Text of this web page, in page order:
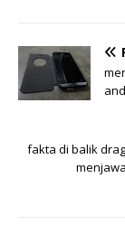
fakta di balik drag